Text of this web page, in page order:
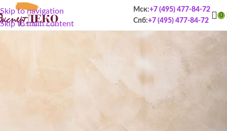
Skip to navigation
Skip to main content
Мск:+7 (495) 477-84-72
Спб:+7 (495) 477-84-72
0